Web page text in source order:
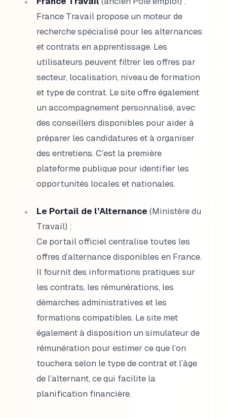
France Travail propose un moteur de
recherche spécialisé pour les alternances
et contrats en apprentissage. Les
utilisateurs peuvent filtrer les offres par
secteur, localisation, niveau de formation
et type de contrat. Le site offre également
un accompagnement personnalisé, avec
des conseillers disponibles pour aider à
préparer les candidatures et à organiser
des entretiens. C’est la première
plateforme publique pour identifier les
opportunités locales et nationales.
Le Portail de l’Alternance (Ministère du
Travail) :
Ce portail officiel centralise toutes les
offres d’alternance disponibles en France.
Il fournit des informations pratiques sur
les contrats, les rémunérations, les
démarches administratives et les
formations compatibles. Le site met
également à disposition un simulateur de
rémunération pour estimer ce que l’on
touchera selon le type de contrat et l’âge
de l’alternant, ce qui facilite la
planification financière.